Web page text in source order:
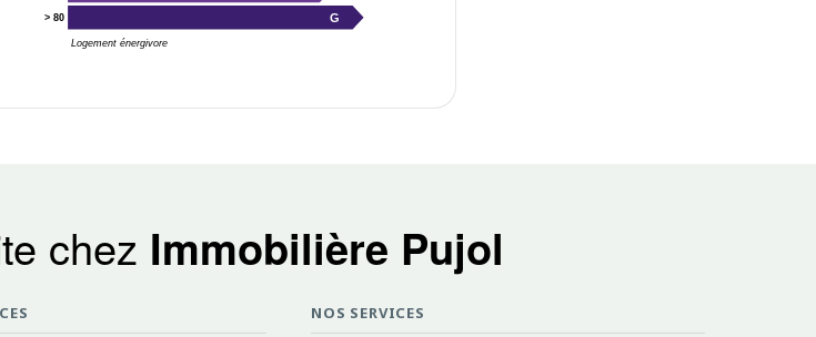
Logement énergivore
> 80 G
chez Immobilière Pujol
NOS SERVICES